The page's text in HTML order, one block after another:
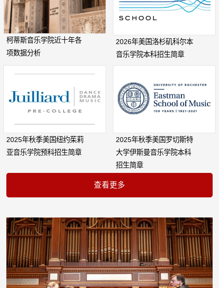
柯蒂斯音乐学院近十年各
项数据分析
2026年美国洛杉矶科尔本
音乐学院本科招生简章
2025年秋季美国纽约茱莉
亚音乐学院预科招生简章
2025年秋季美国罗切斯特
大学伊斯曼音乐学院本科
招生简章